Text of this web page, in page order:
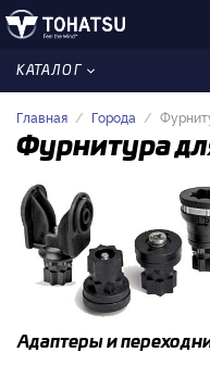
КАТАЛОГ
Главная Города
Фурнитура
Адаптеры и